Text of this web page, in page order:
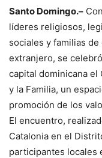
Santo Domingo.–
líderes religiosos,
sociales y familias
extranjero, se
capital dominicana el
y la Familia, un
promoción de los
El encuentro,
Catalonia en el
participantes locales